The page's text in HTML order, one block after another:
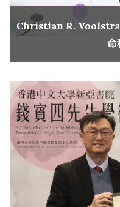
Christian R. Voolstra
命